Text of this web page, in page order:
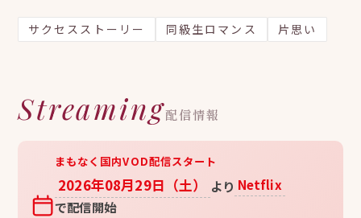
サクセスストーリー 同級生ロマンス 片思い
Streaming配信情報
まもなく国内VOD配信スタート
2026年08月29日（土） より Netflix
で配信開始